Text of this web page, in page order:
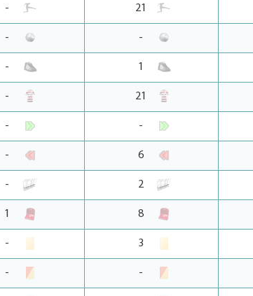
- 21
- -
- 1
- 21
- -
- 6
- 2
1 8
- 3
- -